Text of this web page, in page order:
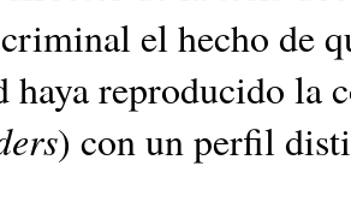
el hecho de
haya reproducido la
) con un perfil